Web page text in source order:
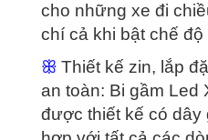
cho những xe đi
chí cả khi bật chế
ꕥ Thiết kế zin, lắp
an toàn: Bi gầm Led
được thiết kế có dây